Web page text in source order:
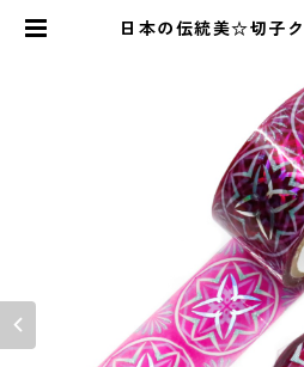
日本の伝統美☆切子